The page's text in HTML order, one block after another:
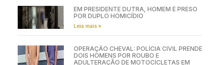
EM PRESIDENTE DUTRA, HOMEM É PRESO
POR DUPLO HOMICÍDIO
Leia mais »
OPERAÇÃO CHEVAL: POLÍCIA CIVIL PRENDE
DOIS HOMENS POR ROUBO E
ADULTERAÇÃO DE MOTOCICLETAS EM